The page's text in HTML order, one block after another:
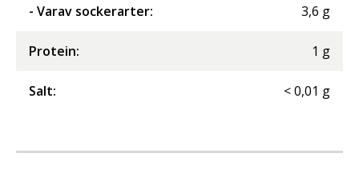
- Varav sockerarter: 3,6 g
Protein: 1 g
Salt: <0,01 g